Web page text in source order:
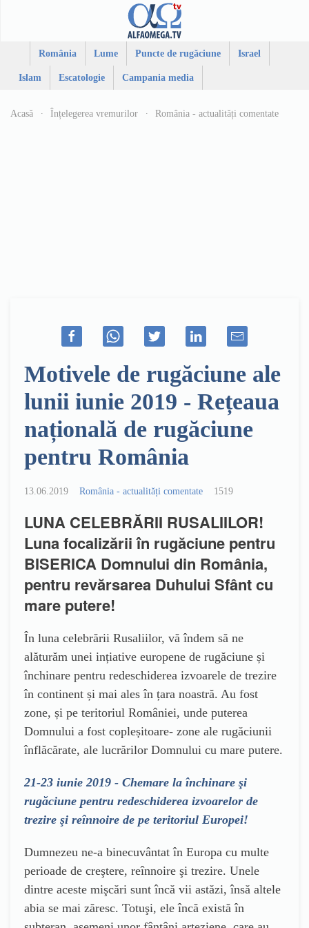
România Lume Puncte de rugăciune Israel
Islam Escatologie Campania media
Acasă Înțelegerea vremurilor România - actualități comentate
Motivele de rugăciune ale
lunii iunie 2019 - Rețeaua
națională de rugăciune
pentru România
13.06.2019 România - actualități comentate 1519
LUNA CELEBRĂRII RUSALIILOR!
Luna focalizării în rugăciune pentru
BISERICA Domnului din România,
pentru revărsarea Duhului Sfânt cu
mare putere!
În luna celebrării Rusaliilor, vă îndem să ne
alăturăm unei ințiative europene de rugăciune și
închinare pentru redeschiderea izvoarele de trezire
în continent și mai ales în țara noastră. Au fost
zone, și pe teritoriul României, unde puterea
Domnului a fost copleșitoare- zone ale rugăciunii
înflăcărate, ale lucrărilor Domnului cu mare putere.
21-23 iunie 2019 - Chemare la închinare şi
rugăciune pentru redeschiderea izvoarelor de
trezire şi reînnoire de pe teritoriul Europei!
Dumnezeu ne-a binecuvântat în Europa cu multe
perioade de creştere, reînnoire şi trezire. Unele
dintre aceste mişcări sunt încă vii astăzi, însă altele
abia se mai zăresc. Totuşi, ele încă există în